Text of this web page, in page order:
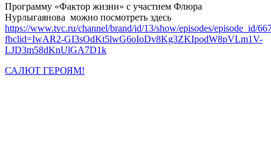
Программу «Фактор жизни» с участием Флюра
Нурлыгаянова можно посмотреть здесь
https://www.tvc.ru/channel/brand/id/13/show/episodes/episode_id/
fbclid=IwAR2-GI3sOdKt5lwG6oIoDv8Kg3ZKIpodW8pVLm1V-
LJD3m58dKnUlGA7D1k
САЛЮТ ГЕРОЯМ!